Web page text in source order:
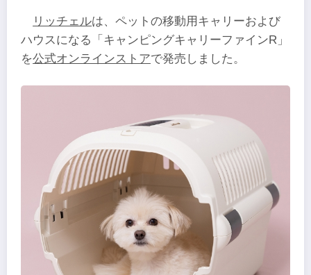
リッチェルは、ペットの移動用キャリーおよび
ハウスになる「キャンピングキャリーファインR」
を公式オンラインストアで発売しました。